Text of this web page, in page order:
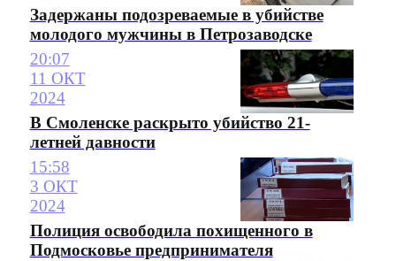
Задержаны подозреваемые в убийстве
молодого мужчины в Петрозаводске
20:07
11 ОКТ
2024
В Смоленске раскрыто убийство 21-
летней давности
15:58
3 ОКТ
2024
Полиция освободила похищенного в
Подмосковье предпринимателя